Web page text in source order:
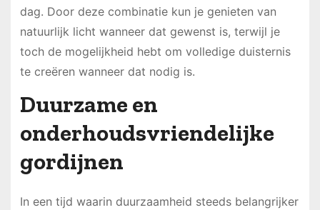
dag. Door deze combinatie kun je genieten van
natuurlijk licht wanneer dat gewenst is, terwijl je
toch de mogelijkheid hebt om volledige duisternis
te creëren wanneer dat nodig is.
Duurzame en
onderhoudsvriendelijke
gordijnen
In een tijd waarin duurzaamheid steeds belangrijker